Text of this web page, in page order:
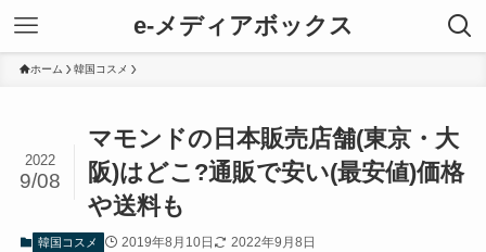
e-メディアボックス
ホーム 韓国コスメ
マモンドの日本販売店舗(東京・大
阪)はどこ?通販で安い(最安値)価格
や送料も
2022
9/08
韓国コスメ 2019年8月10日 2022年9月8日